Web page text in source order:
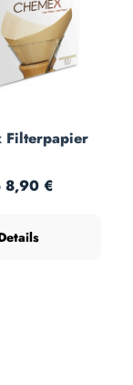
5 von 5 Sternen
Filterpapier
Preis:
8,90 €